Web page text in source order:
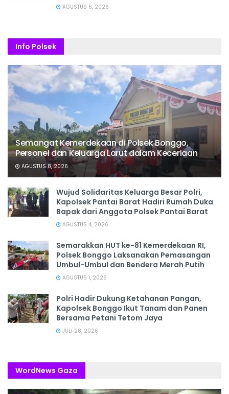
AGUSTUS 6, 2026
Info Polsek
Semangat Kemerdekaan di Polsek Bonggo,
Personel dan Keluarga Larut dalam Keceriaan
AGUSTUS 8, 2026
Wujud Solidaritas Keluarga Besar Polri,
Kapolsek Pantai Barat Hadiri Rumah Duka
Bapak dari Anggota Polsek Pantai Barat
AGUSTUS 4, 2026
Semarakkan HUT ke-81 Kemerdekaan RI,
Polsek Bonggo Laksanakan Pemasangan
Umbul-Umbul dan Bendera Merah Putih
AGUSTUS 1, 2026
Polri Hadir Dukung Ketahanan Pangan,
Kapolsek Bonggo Ikut Tanam dan Panen
Bersama Petani Tetom Jaya
JULI 28, 2026
WordNews Gaza